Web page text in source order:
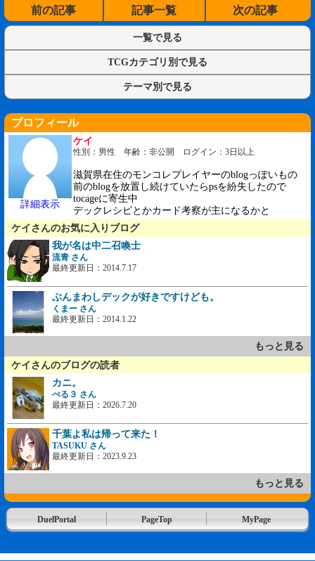
前の記事 記事一覧 次の記事
一覧で見る
TCGカテゴリ別で見る
テーマ別で見る
プロフィール
詳細表示
ケイ
性別：男性 年齢：非公開 ログイン：3日以上
滋賀県在住のモンコレプレイヤーのblogっぽいもの
前のblogを放置し続けていたらpsを紛失したので
tocageに寄生中
デックレシピとかカード考察が主になるかと
ケイさんのお気に入りブログ
我が名は中二召喚士
流青 さん
最終更新日：2014.7.17
ぶんまわしデックが好きですけども。
くまー さん
最終更新日：2014.1.22
もっと見る
ケイさんのブログの読者
カニ。
ぺる３ さん
最終更新日：2026.7.20
千葉よ私は帰って来た！
TASUKU さん
最終更新日：2023.9.23
もっと見る
DuelPortal PageTop MyPage